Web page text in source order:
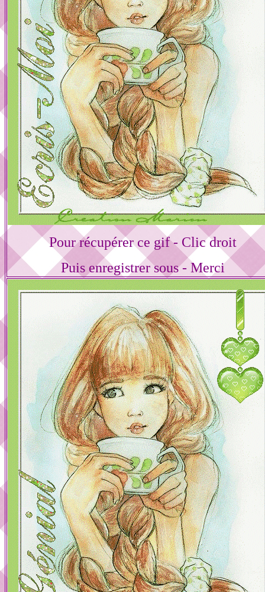
Pour récupérer ce gif - Clic droit
Puis enregistrer sous - Merci